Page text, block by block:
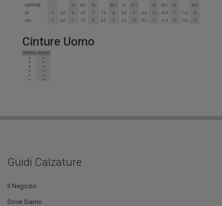
Cinture Uomo
Guidi Calzature
Il Negozio
Dove Siamo